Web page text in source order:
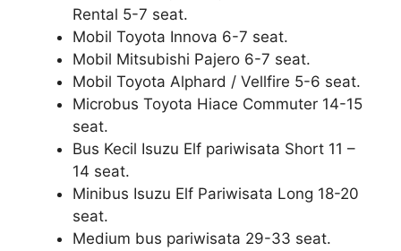
Rental 5-7 seat.
Mobil Toyota Innova 6-7 seat.
Mobil Mitsubishi Pajero 6-7 seat.
Mobil Toyota Alphard / Vellfire 5-6 seat.
Microbus Toyota Hiace Commuter 14-15
seat.
Bus Kecil Isuzu Elf pariwisata Short 11 –
14 seat.
Minibus Isuzu Elf Pariwisata Long 18-20
seat.
Medium bus pariwisata 29-33 seat.